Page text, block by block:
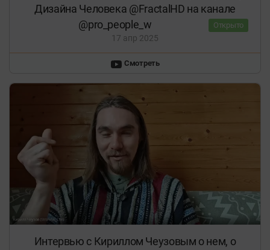
Дизайна Человека ‪@FractalHD‬ на канале
⁨@pro_people_w⁩
Открыто
17 апр 2025
Смотреть
Интервью с Кириллом Чеузовым о нем, о